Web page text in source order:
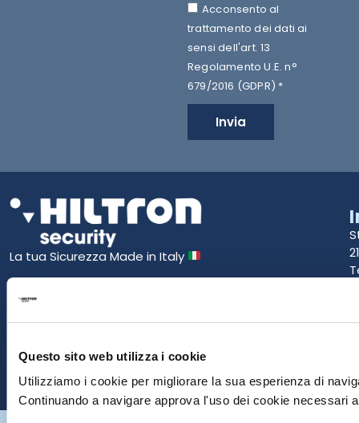
Questo sito web utilizza i cookie
Utilizziamo i cookie per migliorare la sua esperienza di
Continuando a navigare approva l'uso dei cookie necessari
Acconsento al
trattamento dei dati ai
sensi dell'art. 13
Regolamento U.E. n°
679/2016 (GDPR) *
Invia
La tua Sicurezza Made in Italy